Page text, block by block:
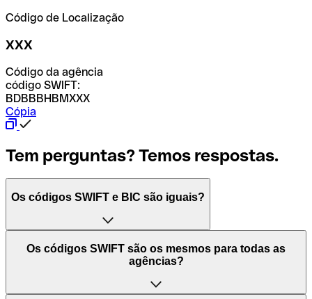
Código de Localização
XXX
Código da agência
código SWIFT:
BDBBBHBMXXX
Cópia
Tem perguntas? Temos respostas.
Os códigos SWIFT e BIC são iguais?
O acrónimo SWIFT significa "Society for Worldwide
Interbank Financial Telecommunication (Sociedade para
Mundiais)". Trata-se de uma rede mundial onde se
Os códigos SWIFT são os mesmos para todas as
agências?